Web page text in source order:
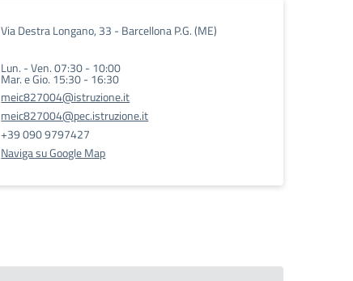
Via Destra Longano, 33 - Barcellona P.G. (ME)
Lun. - Ven. 07:30 - 10:00
Mar. e Gio. 15:30 - 16:30
meic827004@istruzione.it
meic827004@pec.istruzione.it
+39 090 9797427
Naviga su Google Map